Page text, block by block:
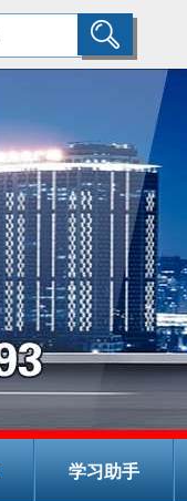
学习助手